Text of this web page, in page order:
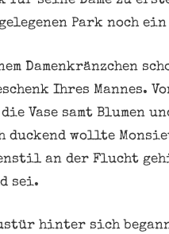
Park noch
Damenkränzchen
Ihres Mannes.
Vase samt Blumen
duckend wollte
an der Flucht
sei.
hinter sich